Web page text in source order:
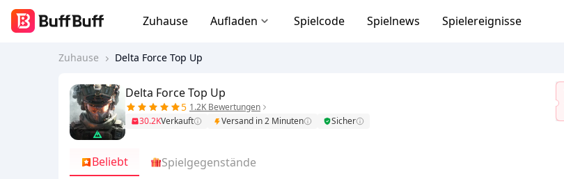
Zuhause Aufladen Spielcode Spielnews Spielereignisse
Zuhause Delta Force Top Up
Delta Force Top Up
5 1.2K Bewertungen
30.2KVerkauft Versand in 2 Minuten Sicher
Beliebt Spielgegenstände